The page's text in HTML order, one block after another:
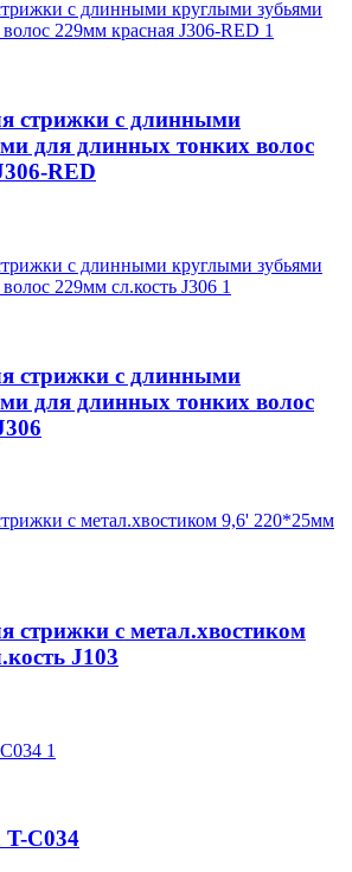
стрижки с длинными
для длинных тонких волос
RED
стрижки с длинными
для длинных тонких волос
стрижки с метал.хвостиком
J103
T-C034